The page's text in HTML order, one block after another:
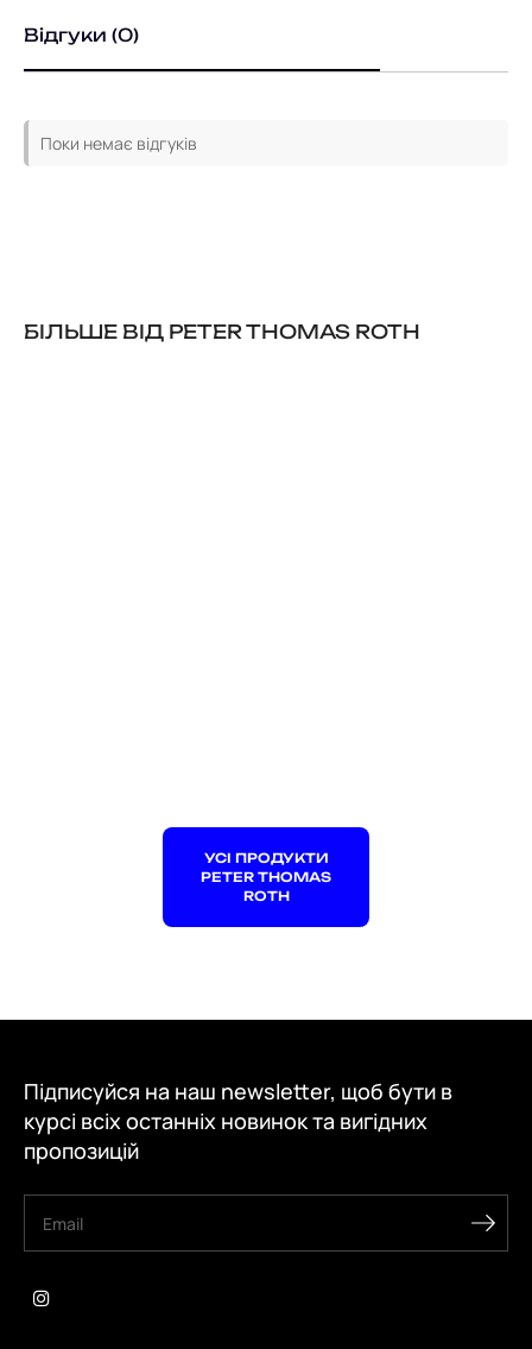
Відгуки (0)
Поки немає відгуків
БІЛЬШЕ ВІД PETER THOMAS ROTH
УСІ ПРОДУКТИ
PETER THOMAS
ROTH
Підписуйся на наш newsletter, щоб бути в
курсі всіх останніх новинок та вигідних
пропозицій